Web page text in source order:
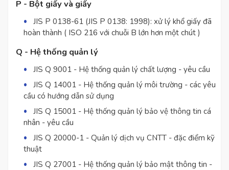
P - Bột giấy và giấy
JIS P 0138-61 (JIS P 0138: 1998): xử lý khổ giấy đã
hoàn thành ( ISO 216 với chuỗi B lớn hơn một chút )
Q - Hệ thống quản lý
JIS Q 9001 - Hệ thống quản lý chất lượng - yêu cầu
JIS Q 14001 - Hệ thống quản lý môi trường - các yêu
cầu có hướng dẫn sử dụng
JIS Q 15001 - Hệ thống quản lý bảo vệ thông tin cá
nhân - yêu cầu
JIS Q 20000-1 - Quản lý dịch vụ CNTT - đặc điểm kỹ
thuật
JIS Q 27001 - Hệ thống quản lý bảo mật thông tin -